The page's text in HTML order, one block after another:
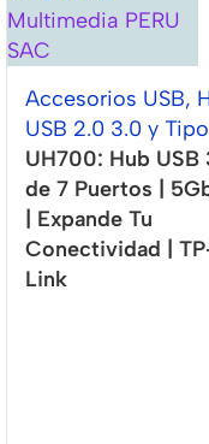
Accesorios USB,
USB 2.0 3.0 y
UH700: Hub USB
de 7 Puertos |
| Expande Tu
Conectividad |
Link